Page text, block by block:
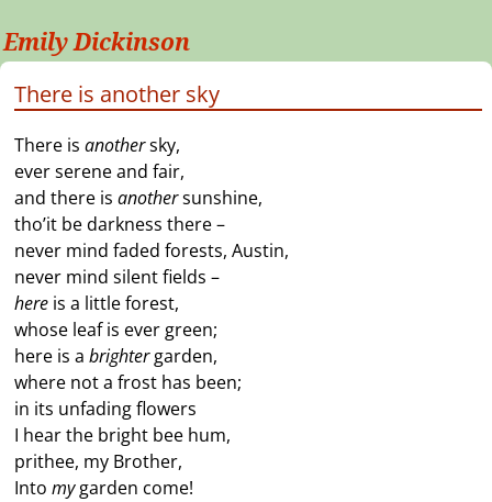
Emily Dickinson
There is another sky
There isanothersky,
ever serene and fair,
and there isanothersunshine,
tho’it be darkness there –
never mind faded forests, Austin,
never mind silent fields –
here is a little forest,
whose leaf is ever green;
here is abrightergarden,
where not a frost has been;
in its unfading flowers
I hear the bright bee hum,
prithee, my Brother,
Intomygarden come!